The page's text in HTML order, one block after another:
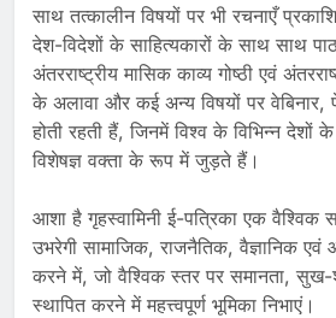
साथ तत्कालीन विषयों पर भी रचनाएँ
देश-विदेशों के साहित्यकारों के साथ साथ
अंतरराष्ट्रीय मासिक काव्य गोष्ठी एवं
के अलावा और कई अन्य विषयों पर
होती रहती हैं, जिनमें विश्व के विभिन्न देशों के
विशेषज्ञ वक्ता के रूप में जुड़ते हैं।
आशा है गृहस्वामिनी ई-पत्रिका एक
उभरेगी सामाजिक, राजनैतिक, वैज्ञानिक एवं
करने में, जो वैश्विक स्तर पर समानता, सुख-
स्थापित करने में महत्त्वपूर्ण भूमिका निभाएं।